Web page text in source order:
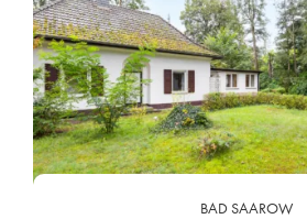
BAD SAAROW